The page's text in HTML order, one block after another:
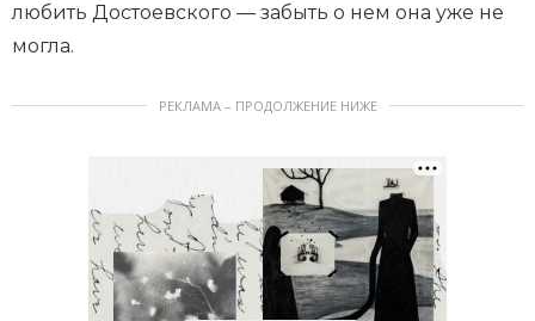
любить Достоевского — забыть о нем она уже не
могла.
РЕКЛАМА – ПРОДОЛЖЕНИЕ НИЖЕ